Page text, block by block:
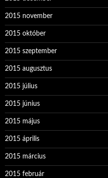
2015 november
2015 október
2015 szeptember
2015 augusztus
2015 július
2015 június
2015 május
2015 április
2015 március
2015 február